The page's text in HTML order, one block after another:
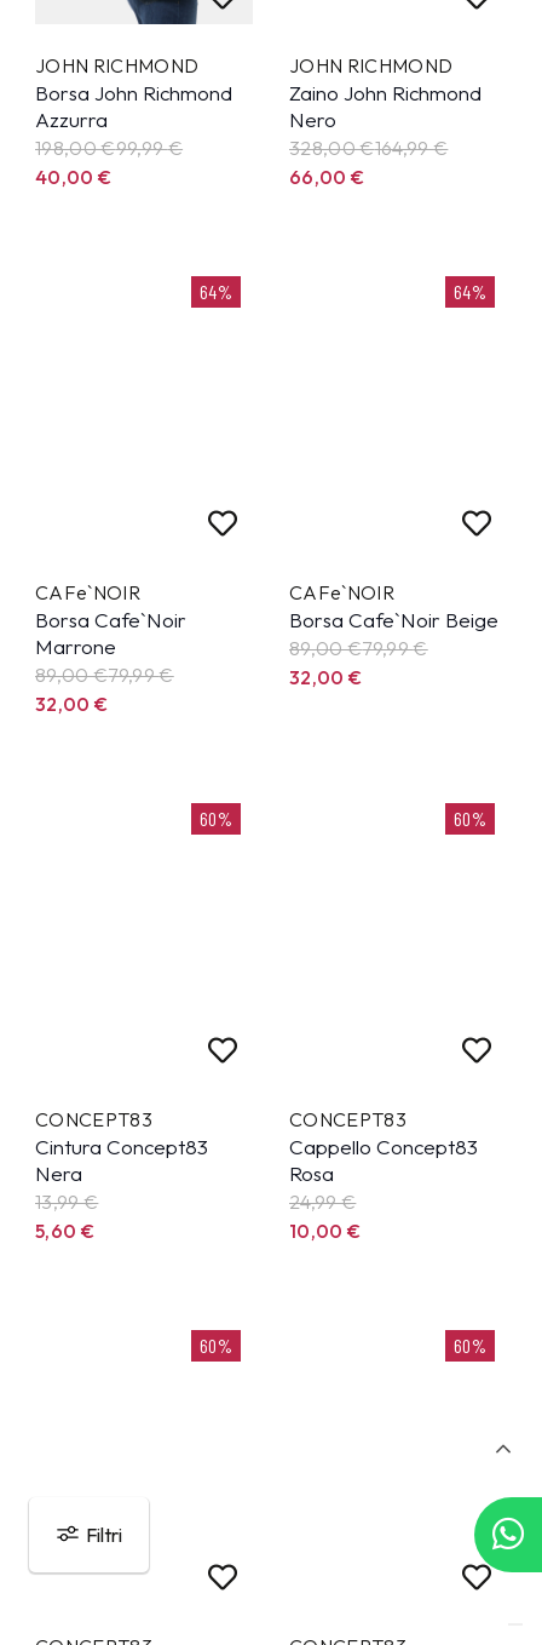
Filtri
JOHN RICHMOND
Borsa John Richmond
Azzurra
198,00 €99,99€
40,00€
JOHN RICHMOND
Zaino John Richmond
Nero
328,00 €164,99€
66,00€
64%
CAFe`NOIR
Borsa Cafe`Noir
Marrone
89,00 €79,99€
32,00€
64%
CAFe`NOIR
Borsa Cafe`Noir Beige
89,00 €79,99€
32,00€
60%
CONCEPT83
Cintura Concept83
Nera
13,99€
5,60 €
60%
CONCEPT83
Cappello Concept83
Rosa
24,99€
10,00€
60% 60%